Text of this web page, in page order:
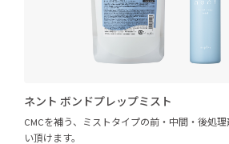
ネント ボンドプレップミスト
CMCを補う、ミストタイプの前・中間・後処
い頂けます。